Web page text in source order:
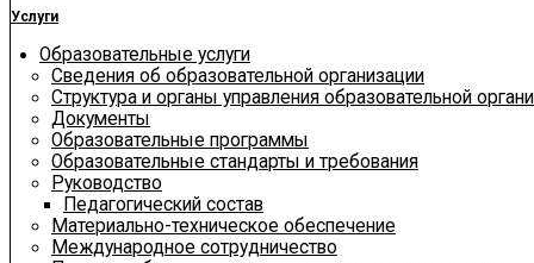
Услуги
Образовательные услуги
Сведения об образовательной организации
Структура и органы управления образовательной
Документы
Образовательные программы
Образовательные стандарты и требования
Руководство
Педагогический состав
Материально-техническое обеспечение
Международное сотрудничество